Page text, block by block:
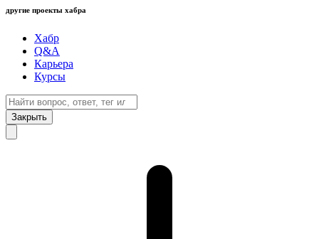
другие проекты хабра
Хабр
Q&A
Карьера
Курсы
Закрыть